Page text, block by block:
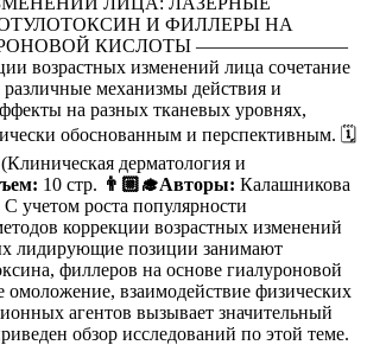
И ФИЛЛЕРЫ НА
КИСЛОТЫ ————————
возрастных изменений лица сочетание
механизмы действия и
на разных тканевых уровнях,
обоснованным и перспективным. 🗓
дерматология и
10 стр. 👨🏼‍🎓Авторы: Калашникова
учетом роста популярности
коррекции возрастных изменений
лидирующие позиции занимают
филлеров на основе гиалуроновой
омоложение, взаимодействие физических
агентов вызывает значительный
обзор исследований по этой теме.